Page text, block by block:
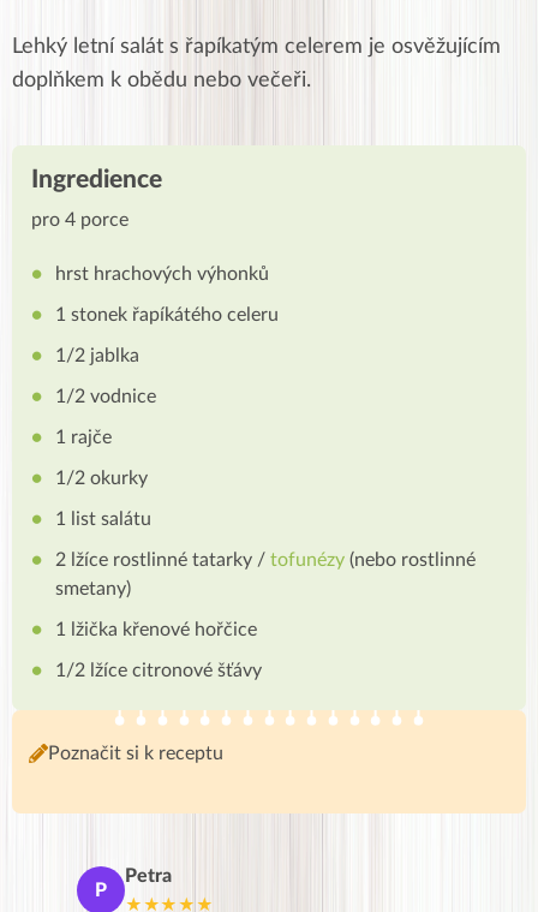
Lehký letní salát s řapíkatým celerem je osvěžujícím
doplňkem k obědu nebo večeři.
Ingredience
pro 4 porce
hrst hrachových výhonků
1 stonek řapíkátého celeru
1/2 jablka
1/2 vodnice
1 rajče
1/2 okurky
1 list salátu
2 lžíce rostlinné tatarky / tofunézy (nebo rostlinné
smetany)
1 lžička křenové hořčice
1/2 lžíce citronové šťávy
Poznačit si k receptu
P
Petra
★★★★★